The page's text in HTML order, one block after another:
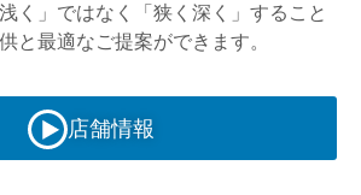
く」ではなく「狭く深く」すること
と最適なご提案ができます。
店舗情報